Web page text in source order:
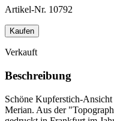
Artikel-Nr. 10792
Kaufen
Verkauft
Beschreibung
Schöne Kupferstich-
Merian. Aus der